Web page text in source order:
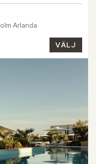
Arlanda
VÄLJ